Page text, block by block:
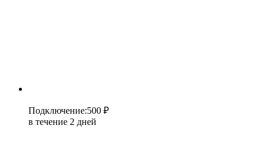
Подключение:500 ₽
в течение 2 дней